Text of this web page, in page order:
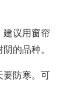
建议用窗帘
的品种。
要防寒。可